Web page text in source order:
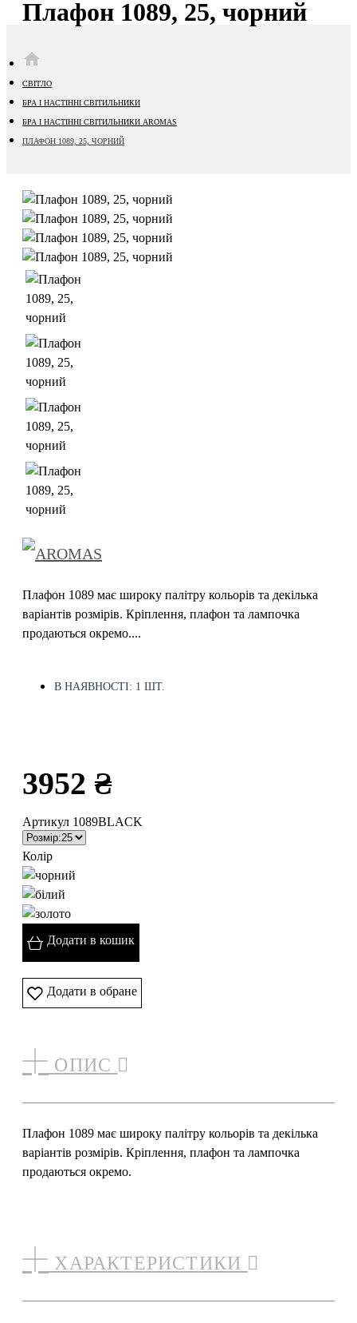
Плафон 1089, 25, чорний
СВІТЛО
БРА І НАСТІННІ СВІТИЛЬНИКИ
БРА І НАСТІННІ СВІТИЛЬНИКИ AROMAS
ПЛАФОН 1089, 25, ЧОРНИЙ
Плафон 1089 має широку палітру кольорів та декілька
варіантів розмірів. Кріплення, плафон та лампочка
продаються окремо....
В НАЯВНОСТІ: 1 ШТ.
3952 ₴
Артикул 1089BLACK
Колір
Додати в кошик
Додати в обране
ОПИС
Плафон 1089 має широку палітру кольорів та декілька
варіантів розмірів. Кріплення, плафон та лампочка
продаються окремо.
ХАРАКТЕРИСТИКИ